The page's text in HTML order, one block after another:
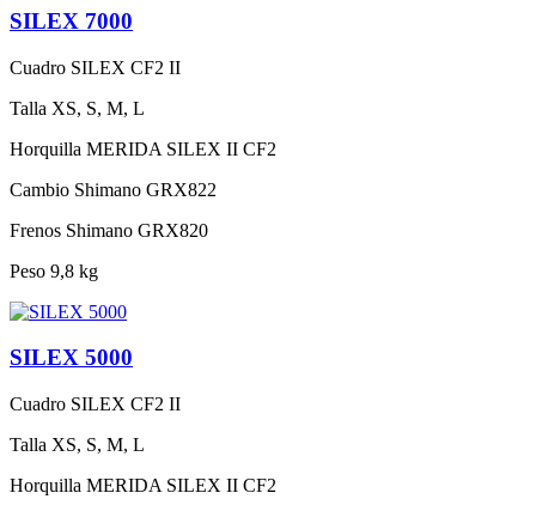
SILEX 7000
Cuadro SILEX CF2 II
Talla XS, S, M, L
Horquilla MERIDA SILEX II CF2
Cambio Shimano GRX822
Frenos Shimano GRX820
Peso 9,8 kg
SILEX 5000
Cuadro SILEX CF2 II
Talla XS, S, M, L
Horquilla MERIDA SILEX II CF2